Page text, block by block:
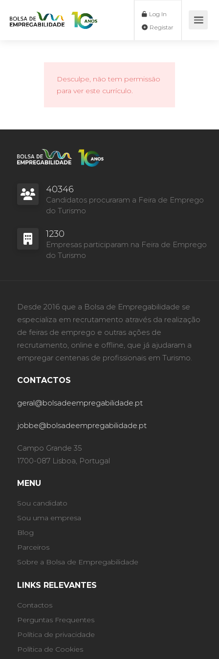
Log In
Desculpe, não tem permissão
para ver este currículo.
40346
Candidatos procuraram a Feira de Emprego
do Turismo
1230
Empresas participaram na Feira de Emprego
do Turismo
Desde 2016 que a Bolsa de Empregabilidade se
especializa em recrutamento através da realização
de feiras de emprego e outras ações de
recrutamento, online e offline, que já ajudaram a
empregar centenas de profissionais em Turismo.
CONTACTOS
geral@bolsadeempregabilidade.pt
jobbe@bolsadeempregabilidade.pt
Campo Grande 35
1700-087 Lisboa, Portugal
MENU
Sou candidato
Sou uma empresa
Blog
Parceiros
Sobre a Bolsa de Empregabilidade
LINKS RELEVANTES
Contactos
Perguntas Frequentes
Política de privacidade
Política de Cookies